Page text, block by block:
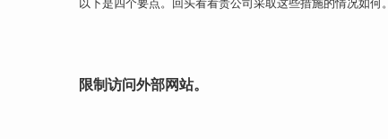
以下是四个要点。回头看看贵公司采取这些措施的情况如何。
限制访问外部网站。